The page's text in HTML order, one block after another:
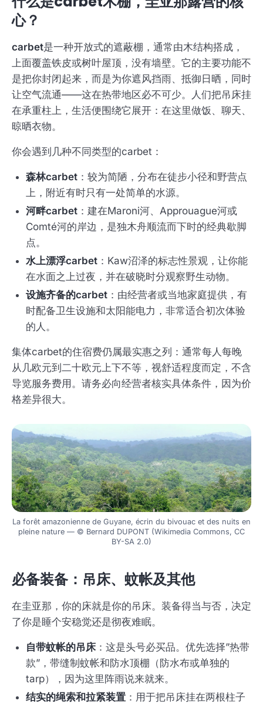
心？
carbet是一种开放式的遮蔽棚，通常由木结构搭成，
上面覆盖铁皮或树叶屋顶，没有墙壁。它的主要功能不
是把你封闭起来，而是为你遮风挡雨、抵御日晒，同时
让空气流通——这在热带地区必不可少。人们把吊床挂
在承重柱上，生活便围绕它展开：在这里做饭、聊天、
晾晒衣物。
你会遇到几种不同类型的carbet：
森林carbet ：较为简陋，分布在徒步小径和野营点
上，附近有时只有一处简单的水源。
河畔carbet ：建在Maroni河、Approuague河或
Comté河的岸边，是独木舟顺流而下时的经典歇脚
点。
水上漂浮carbet ：Kaw沼泽的标志性景观，让你能
在水面之上过夜，并在破晓时分观察野生动物。
设施齐备的carbet ：由经营者或当地家庭提供，有
时配备卫生设施和太阳能电力，非常适合初次体验
的人。
集体carbet的住宿费仍属最实惠之列：通常每人每晚
从几欧元到二十欧元上下不等，视舒适程度而定，不含
导览服务费用。请务必向经营者核实具体条件，因为价
格差异很大。
La forêt amazonienne de Guyane, écrin du bivouac et des nuits en
pleine nature — © Bernard DUPONT (Wikimedia Commons, CC
BY-SA 2.0)
必备装备：吊床、蚊帐及其他
在圭亚那，你的床就是你的吊床。装备得当与否，决定
了你是睡个安稳觉还是彻夜难眠。
自带蚊帐的吊床：这是头号必买品。优先选择”热带
款”，带缝制蚊帐和防水顶棚（防水布或单独的
tarp），因为这里阵雨说来就来。
结实的绳索和拉紧装置 ：用于把吊床挂在两根柱子